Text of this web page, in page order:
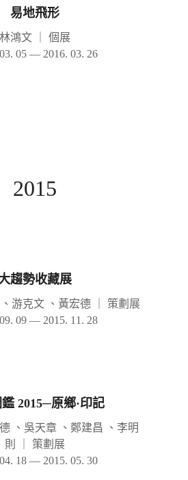
易地飛形
林鴻文
個展
05 — 2016. 03. 26
2015
趨勢收藏展
游克文 、黃宏德
策劃展
09 — 2015. 11. 28
2015─原鄉·印記
、吳天章 、鄭建昌 、李明
則
策劃展
18 — 2015. 05. 30